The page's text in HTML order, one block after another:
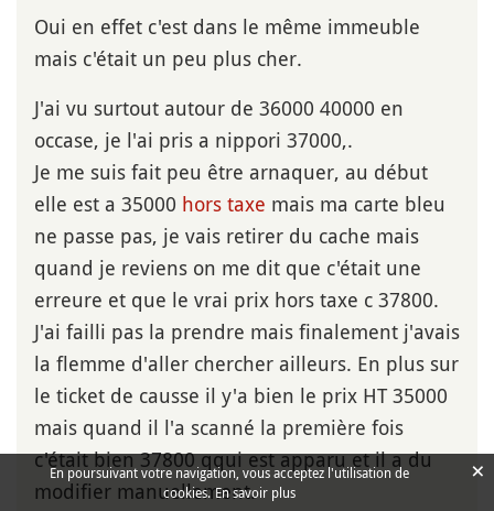
Oui en effet c'est dans le même immeuble
mais c'était un peu plus cher.
J'ai vu surtout autour de 36000 40000 en
occase, je l'ai pris a nippori 37000,.
Je me suis fait peu être arnaquer, au début
elle est a 35000 hors taxe mais ma carte bleu
ne passe pas, je vais retirer du cache mais
quand je reviens on me dit que c'était une
erreure et que le vrai prix hors taxe c 37800.
J'ai failli pas la prendre mais finalement j'avais
la flemme d'aller chercher ailleurs. En plus sur
le ticket de causse il y'a bien le prix HT 35000
mais quand il l'a scanné la première fois
c'était bien 37800 qqui est apparu et il a du
modifier manuellement.
En poursuivant votre navigation, vous acceptez l'utilisation de
cookies. En savoir plus
×